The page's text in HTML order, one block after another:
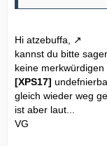
Hi atzebuffa,
kannst du bitte
keine
[XPS17]
gleich wieder weg
ist aber laut...
VG